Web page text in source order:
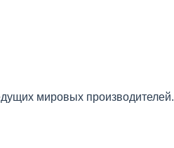
мировых производителей.